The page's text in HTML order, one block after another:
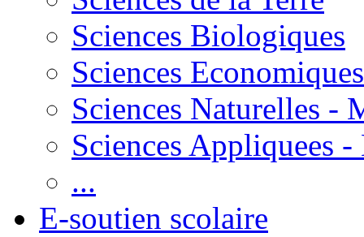
Sciences Biologiques
Sciences Economiques
Sciences Naturelles -
Sciences Appliquees
...
E-soutien scolaire